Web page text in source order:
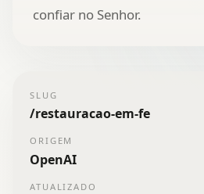
confiar no Senhor.
SLUG
/restauracao-em-fe
ORIGEM
OpenAI
ATUALIZADO